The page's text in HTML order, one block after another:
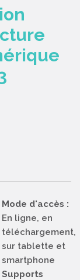
Mode d'accès :
En ligne, en
téléchargement,
sur tablette et
smartphone
Supports